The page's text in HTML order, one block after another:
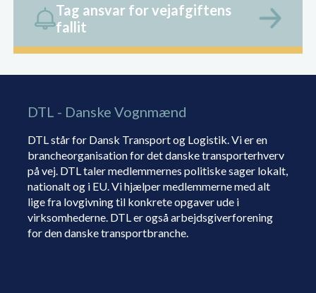
Tag ansvar for vejafgiftens
fallit
DTL - Danske Vognmænd
DTL står for Dansk Transport og Logistik. Vi er en
brancheorganisation for det danske transporterhverv
på vej. DTL taler medlemmernes politiske sager lokalt,
nationalt og i EU. Vi hjælper medlemmerne med alt
lige fra lovgivning til konkrete opgaver ude i
virksomhederne. DTL er også arbejdsgiverforening
for den danske transportbranche.